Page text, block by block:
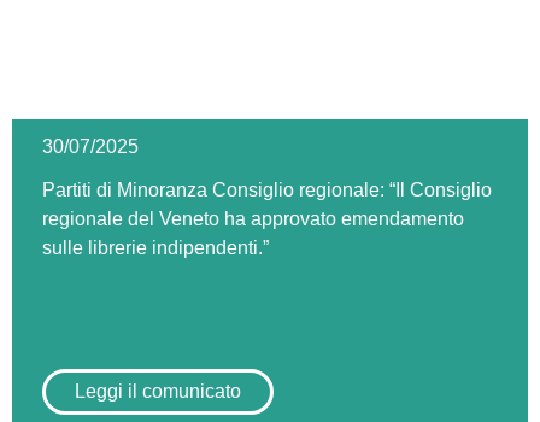
30/07/2025
Partiti di Minoranza Consiglio regionale: “Il Consiglio
regionale del Veneto ha approvato emendamento
sulle librerie indipendenti.”
Leggi il comunicato